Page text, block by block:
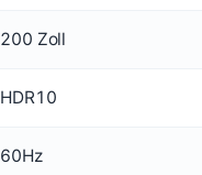
200 Zoll
HDR10
60Hz